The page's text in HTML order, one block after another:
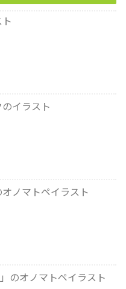
イラスト
オノマトペイラスト
のオノマトペイラスト